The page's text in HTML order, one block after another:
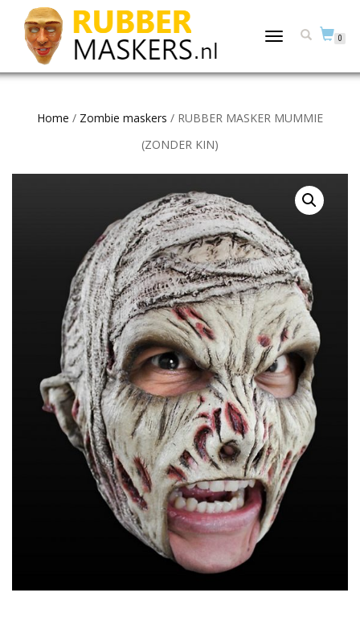
TOGGLE
0
Home / Zombie maskers / RUBBER MASKER MUMMIE
(ZONDER KIN)